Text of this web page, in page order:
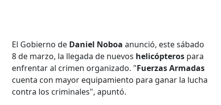
El Gobierno de Daniel Noboa anunció, este sábado
8 de marzo, la llegada de nuevos helicópteros para
enfrentar al crimen organizado. "Fuerzas Armadas
cuenta con mayor equipamiento para ganar la lucha
contra los criminales", apuntó.